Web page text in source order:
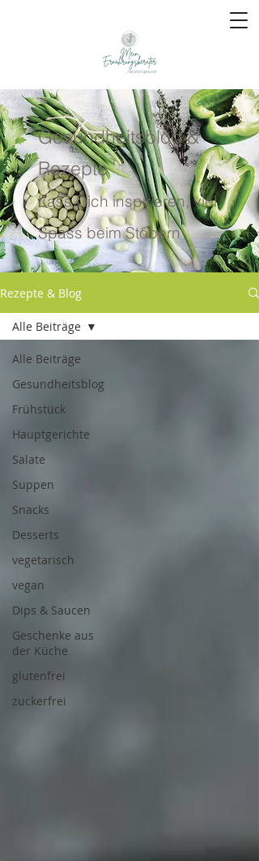
Gesundheitsblog &
Rezepte
Lass Dich inspirieren, viel
Spass beim Stöbern
Rezepte & Blog
Alle Beiträge
Gesundheitsblog
Frühstück
Hauptgerichte
Salate
Suppen
Snacks
Desserts
vegetarisch
vegan
Dips & Saucen
Geschenke aus
der Küche
glutenfrei
zuckerfrei
Alle Beiträge